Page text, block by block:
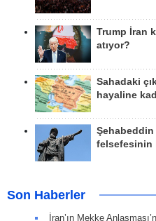
Trump İran
atıyor?
Sahadaki
hayaline
Şehabeddin
felsefesinin
Son Haberler
İran’ın Mekke